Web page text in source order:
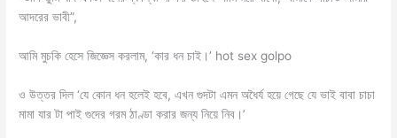
আদরের ভাবী”,
আমি মুচকি হেসে জিজ্ঞেস করলাম, ‘কার ধন চাই।’ hot sex golpo
ও উত্তর দিল ‘যে কোন ধন হলেই হবে, এখন গুদটা এমন অধৈর্য হয়ে গেছে যে ভাই বাবা চাচা
মামা যার টা পাই গুদের গরম ঠাণ্ডা করার জন্য নিয়ে নিব।’